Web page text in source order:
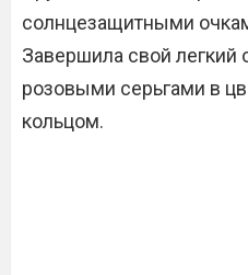
солнцезащитными
Завершила свой легкий
розовыми серьгами в
кольцом.